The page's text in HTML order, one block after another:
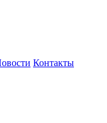
Контакты